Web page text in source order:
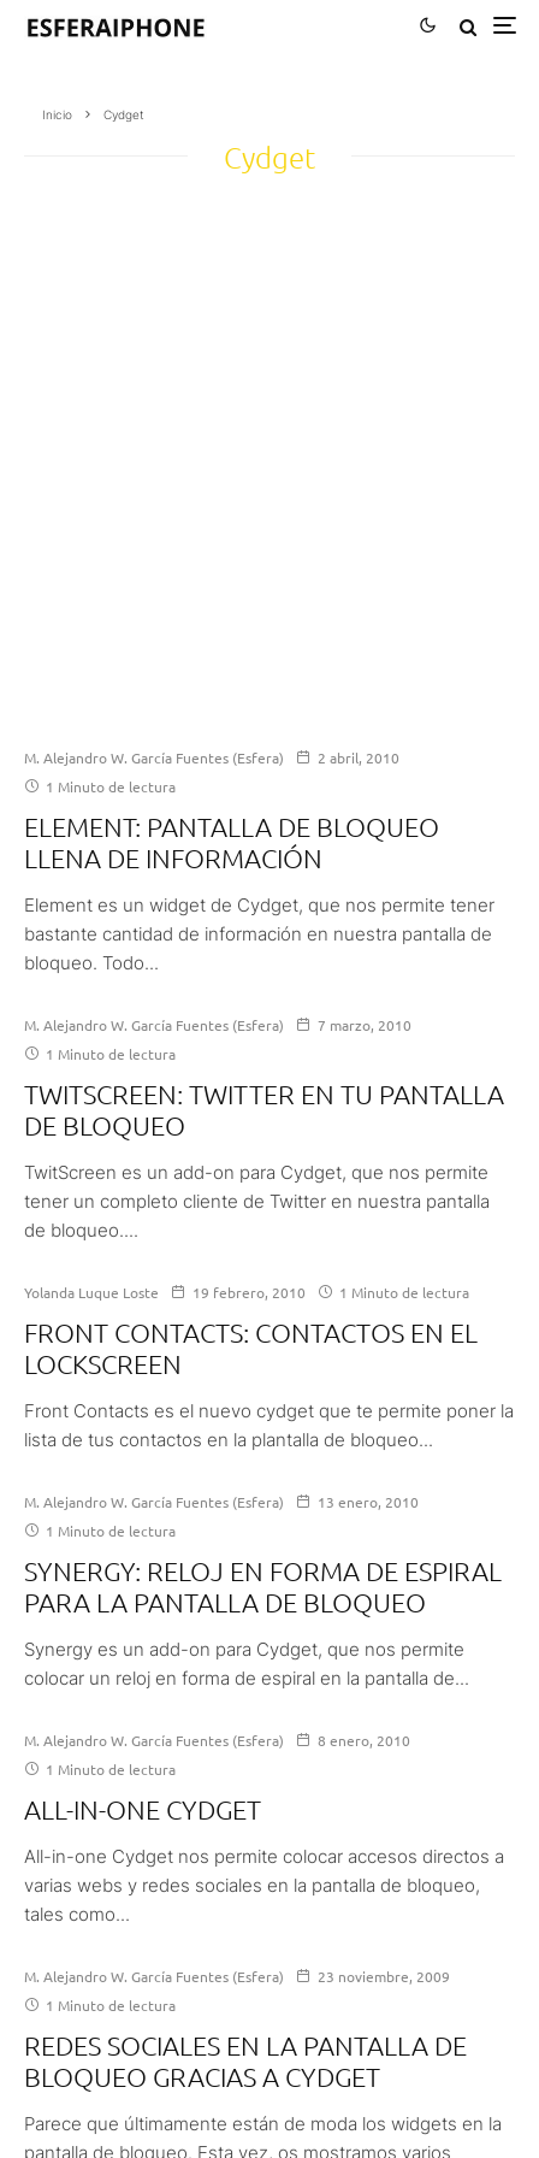
Inicio Cydget
Cydget
M. Alejandro W. García Fuentes (Esfera)
2 abril, 2010
1 Minuto de lectura
ELEMENT: PANTALLA DE BLOQUEO
LLENA DE INFORMACIÓN
Element es un widget de Cydget, que nos permite tener
bastante cantidad de información en nuestra pantalla de
bloqueo. Todo...
M. Alejandro W. García Fuentes (Esfera)
7 marzo, 2010
1 Minuto de lectura
TWITSCREEN: TWITTER EN TU PANTALLA
DE BLOQUEO
TwitScreen es un add-on para Cydget, que nos permite
tener un completo cliente de Twitter en nuestra pantalla
de bloqueo....
Yolanda Luque Loste 19 febrero, 2010 1 Minuto de lectura
FRONT CONTACTS: CONTACTOS EN EL
LOCKSCREEN
Front Contacts es el nuevo cydget que te permite poner la
lista de tus contactos en la plantalla de bloqueo...
M. Alejandro W. García Fuentes (Esfera)
13 enero, 2010
1 Minuto de lectura
SYNERGY: RELOJ EN FORMA DE ESPIRAL
PARA LA PANTALLA DE BLOQUEO
Synergy es un add-on para Cydget, que nos permite
colocar un reloj en forma de espiral en la pantalla de...
M. Alejandro W. García Fuentes (Esfera)
8 enero, 2010
1 Minuto de lectura
ALL-IN-ONE CYDGET
All-in-one Cydget nos permite colocar accesos directos a
varias webs y redes sociales en la pantalla de bloqueo,
tales como...
M. Alejandro W. García Fuentes (Esfera)
23 noviembre, 2009
1 Minuto de lectura
REDES SOCIALES EN LA PANTALLA DE
BLOQUEO GRACIAS A CYDGET
Parece que últimamente están de moda los widgets en la
pantalla de bloqueo. Esta vez, os mostramos varios